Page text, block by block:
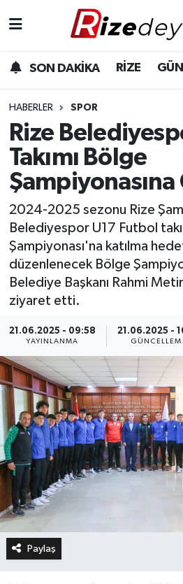
SON DAKİKA RİZE
HABERLER SPOR
Rize
Takımı Bölge
2024-2025 sezonu Rize
Belediyespor U17 Futbol
Şampiyonası'na katılma
düzenlenecek Bölge
Belediye Başkanı Rahmi
ziyaret etti.
21.06.2025 - 09:58
YAYINLANMA
21.06.2025 -
Paylaş
Gündem
Yurttan Haberler
Ekonomi
Teknoloji
Sağlık
Rize Hava Durumu
Rize Trafik Yoğunluk
Süper Lig Puan Durumu ve
Tüm Manşetler
Son Dakika Haberleri
Haber Arşivi